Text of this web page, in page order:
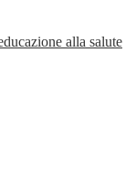
alla salute